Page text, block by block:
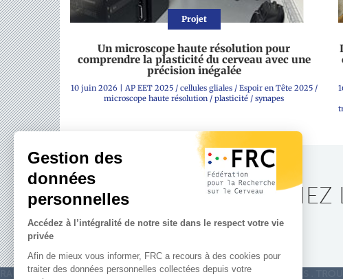
Projet
Un microscope haute résolution pour
comprendre la plasticité du cerveau avec une
précision inégalée
10 juin 2026| AP EET 2025/ cellules gliales/ Espoir en Tête 2025/
microscope haute résolution / plasticité / synapes
SOUTENEZ